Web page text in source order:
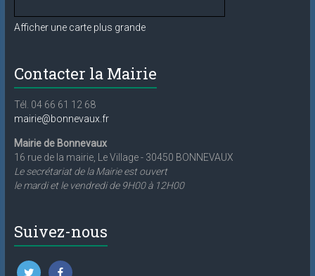
Afficher une carte plus grande
Contacter la Mairie
Tél. 04 66 61 12 68
mairie@bonnevaux.fr
Mairie de Bonnevaux
16 rue de la mairie, Le Village - 30450 BONNEVAUX
Le secrétariat de la Mairie est ouvert
le mardi et le vendredi de 9H00 à 12H00
Suivez-nous